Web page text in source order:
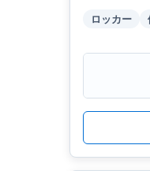
ロッカー